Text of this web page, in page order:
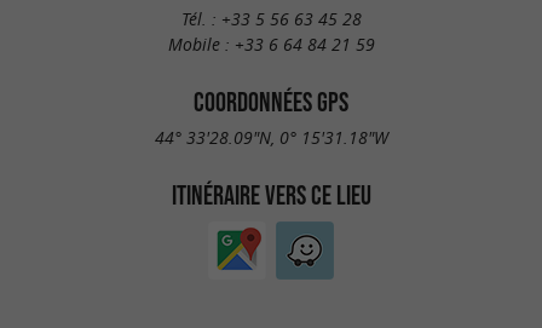
Tél. : +33 5 56 63 45 28
Mobile : +33 6 64 84 21 59
COORDONNÉES GPS
44° 33'28.09"N, 0° 15'31.18"W
ITINÉRAIRE VERS CE LIEU